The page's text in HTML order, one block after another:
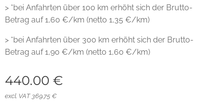
> *bei Anfahrten über 100 km erhöht sich der Brutto-
Betrag auf 1,60 €/km (netto 1,35 €/km)
> *bei Anfahrten über 300 km erhöht sich der Brutto-
Betrag auf 1,90 €/km (netto 1,60 €/km)
440.00 €
excl. VAT 369.75 €